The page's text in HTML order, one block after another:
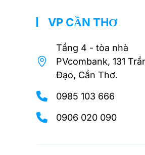
VP CẦN THƠ
Tầng 4 - tòa nhà
PVcombank, 131
Đạo, Cần Thơ.
0985 103 666
0906 020 090